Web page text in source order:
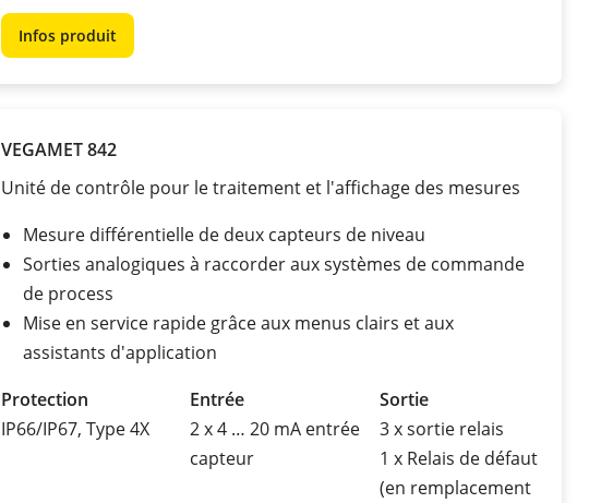
Infos produit
VEGAMET 842
Unité de contrôle pour le traitement et l'affichage des mesures
Mesure différentielle de deux capteurs de niveau
Sorties analogiques à raccorder aux systèmes de commande
de process
Mise en service rapide grâce aux menus clairs et aux
assistants d'application
Protection
IP66/IP67, Type 4X
Entrée
2 x 4 … 20 mA entrée
capteur
Sortie
3 x sortie relais
1 x Relais de défaut
(en remplacement